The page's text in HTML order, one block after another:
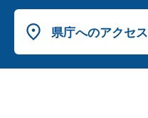
県庁へのアクセス